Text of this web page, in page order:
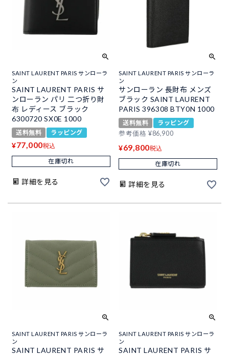
SAINT LAURENT PARIS サンローラ
ン
SAINT LAURENT PARIS サ
ンローラン パリ 二つ折り財
布 レディース ブラック
6300720 SX0E 1000
送料無料 ラッピング
¥77,000税込
在庫切れ
詳細を見る
SAINT LAURENT PARIS サンローラ
ン
サンローラン 長財布 メンズ
ブラック SAINT LAURENT
PARIS 396308 BTY0N 1000
送料無料
ラッピング
参考価格 ¥86,900
¥69,800税込
在庫切れ
詳細を見る
SAINT LAURENT PARIS サンローラ
ン
SAINT LAURENT PARIS サ
SAINT LAURENT PARIS サンローラ
ン
SAINT LAURENT PARIS サ